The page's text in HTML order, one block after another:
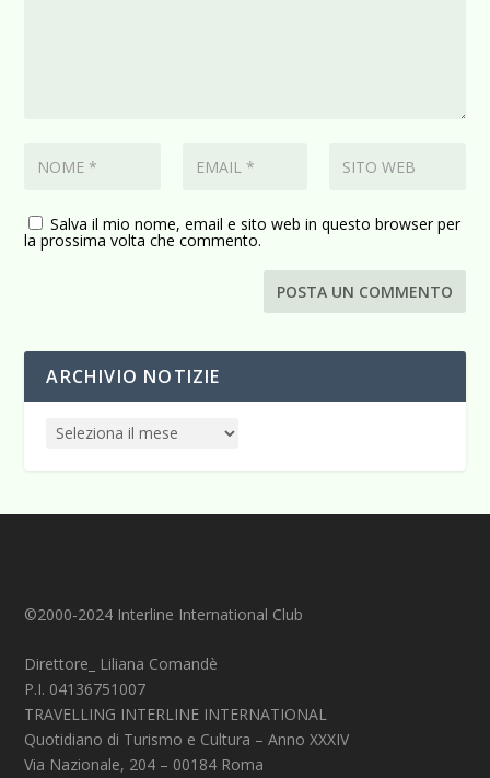
Salva il mio nome, email e sito web in questo browser per
la prossima volta che commento.
ARCHIVIO NOTIZIE
©2000-2024 Interline International Club
Direttore_ Liliana Comandè
P.I. 04136751007
TRAVELLING INTERLINE INTERNATIONAL
Quotidiano di Turismo e Cultura – Anno XXXIV
Via Nazionale, 204 – 00184 Roma